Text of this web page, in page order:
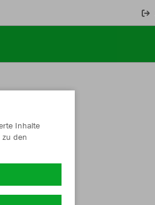
Inhalte
zu den